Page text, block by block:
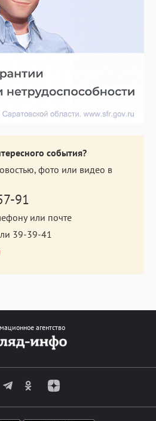
события?
фото или видео в
91
или почте
39-39-41
агентство